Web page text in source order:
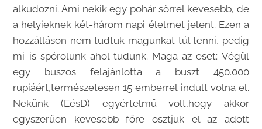
alkudozni. Ami nekik egy pohár sörrel kevesebb, de
a helyieknek két-három napi élelmet jelent. Ezen a
hozzálláson nem tudtuk magunkat túl tenni, pedig
mi is spórolunk ahol tudunk. Maga az eset: Végül
egy buszos felajánlotta a buszt 450.000
rupiáért,természetesen 15 emberrel indult volna el.
Nekünk (EésD) egyértelmű volt,hogy akkor
egyszerűen kevesebb főre osztjuk el az adott